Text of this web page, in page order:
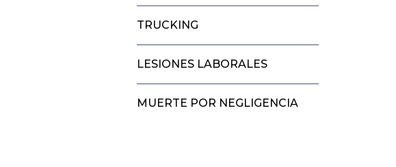
TRUCKING
LESIONES LABORALES
MUERTE POR NEGLIGENCIA